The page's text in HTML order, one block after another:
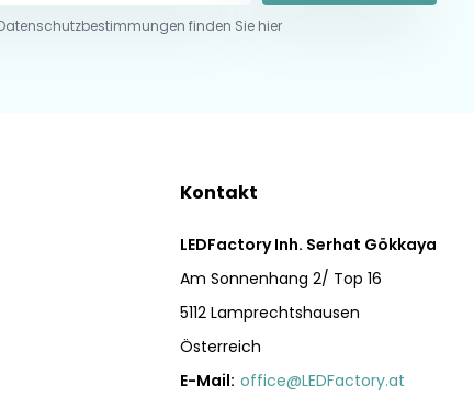
finden Sie hier
Kontakt
LEDFactory Inh. Serhat Gökkaya
Am Sonnenhang 2/ Top 16
5112 Lamprechtshausen
Österreich
E-Mail: office@LEDFactory.at